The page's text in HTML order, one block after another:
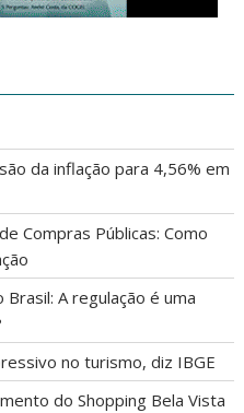
da inflação para 4,56% em
Compras Públicas: Como
A regulação é uma
no turismo, diz IBGE
do Shopping Bela Vista